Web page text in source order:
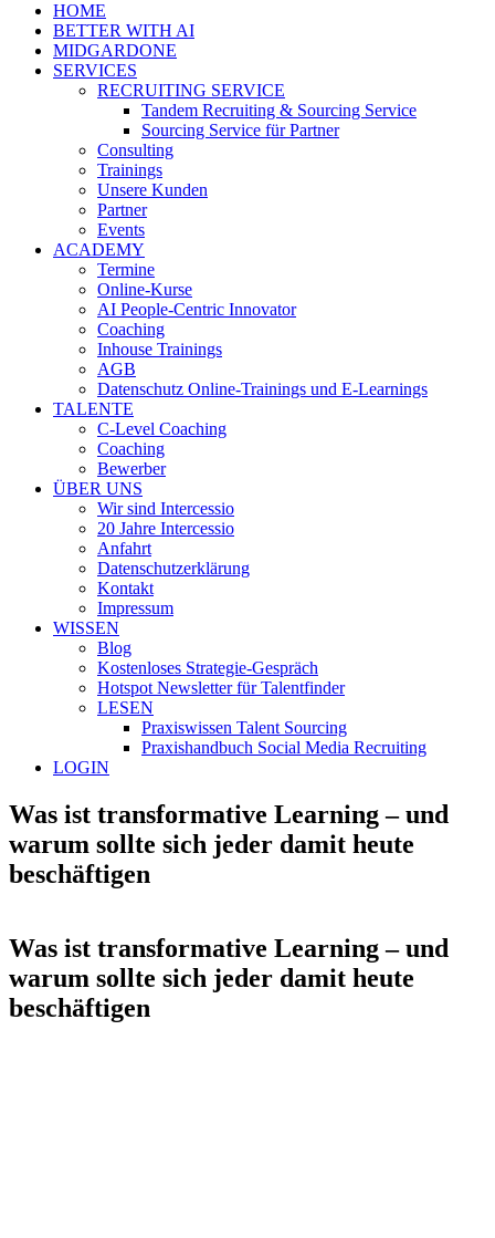
HOME
BETTER WITH AI
MIDGARDONE
SERVICES
RECRUITING SERVICE
Tandem Recruiting & Sourcing Service
Sourcing Service für Partner
Consulting
Trainings
Unsere Kunden
Partner
Events
ACADEMY
Termine
Online-Kurse
AI People-Centric Innovator
Coaching
Inhouse Trainings
AGB
Datenschutz Online-Trainings und E-Learnings
TALENTE
C-Level Coaching
Coaching
Bewerber
ÜBER UNS
Wir sind Intercessio
20 Jahre Intercessio
Anfahrt
Datenschutzerklärung
Kontakt
Impressum
WISSEN
Blog
Kostenloses Strategie-Gespräch
Hotspot Newsletter für Talentfinder
LESEN
Praxiswissen Talent Sourcing
Praxishandbuch Social Media Recruiting
LOGIN
Was ist transformative Learning – und
warum sollte sich jeder damit heute
beschäftigen
Was ist transformative Learning – und
warum sollte sich jeder damit heute
beschäftigen